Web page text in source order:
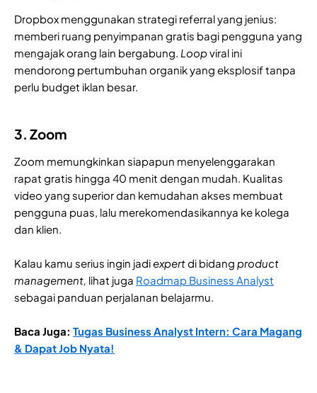
Dropbox menggunakan strategi referral yang jenius:
memberi ruang penyimpanan gratis bagi pengguna yang
mengajak orang lain bergabung. Loopviral ini
mendorong pertumbuhan organik yang eksplosif tanpa
perlu budget iklan besar.
3. Zoom
Zoom memungkinkan siapapun menyelenggarakan
rapat gratis hingga 40 menit dengan mudah. Kualitas
video yang superior dan kemudahan akses membuat
pengguna puas, lalu merekomendasikannya ke kolega
dan klien.
Kalau kamu serius ingin jadiexpertdi bidang product
management, lihat juga Roadmap Business Analyst
sebagai panduan perjalanan belajarmu.
Baca Juga: Tugas Business Analyst Intern: Cara Magang
& Dapat Job Nyata!